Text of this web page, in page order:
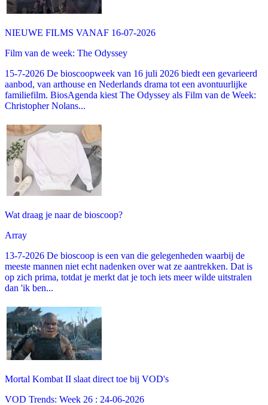
NIEUWE FILMS VANAF 16-07-2026
Film van de week: The Odyssey
15-7-2026 De bioscoopweek van 16 juli 2026 biedt een gevarieerd
aanbod, van arthouse en Nederlands drama tot een avontuurlijke
familiefilm. BiosAgenda kiest The Odyssey als Film van de Week:
Christopher Nolans...
Wat draag je naar de bioscoop?
Array
13-7-2026 De bioscoop is een van die gelegenheden waarbij de
meeste mannen niet echt nadenken over wat ze aantrekken. Dat is
op zich prima, totdat je merkt dat je toch iets meer wilde uitstralen
dan 'ik ben...
Mortal Kombat II slaat direct toe bij VOD's
VOD Trends: Week 26 : 24-06-2026